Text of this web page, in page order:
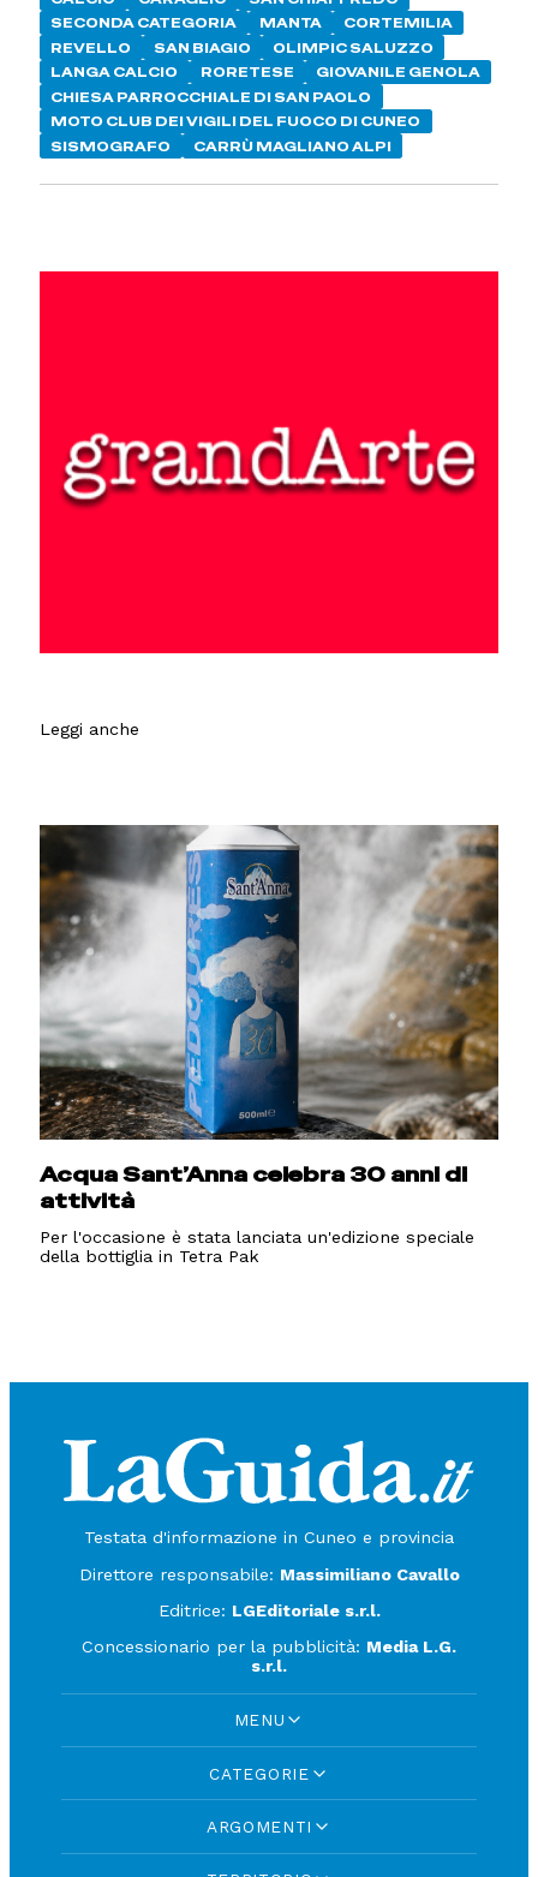
SECONDA CATEGORIA
MANTA
CORTEMILIA
REVELLO
SAN BIAGIO
OLIMPIC SALUZZO
LANGA CALCIO
RORETESE
GIOVANILE GENOLA
CHIESA PARROCCHIALE DI SAN PAOLO
MOTO CLUB DEI VIGILI DEL FUOCO DI CUNEO
SISMOGRAFO
CARRÙ MAGLIANO ALPI
Leggi anche
Acqua Sant’Anna celebra 30 anni di
attività
Per l'occasione è stata lanciata un'edizione speciale
della bottiglia in Tetra Pak
Testata d'informazione in Cuneo e provincia
Direttore responsabile: Massimiliano Cavallo
Editrice: LGEditoriale s.r.l.
Concessionario per la pubblicità: Media L.G.
s.r.l.
MENU
CATEGORIE
ARGOMENTI